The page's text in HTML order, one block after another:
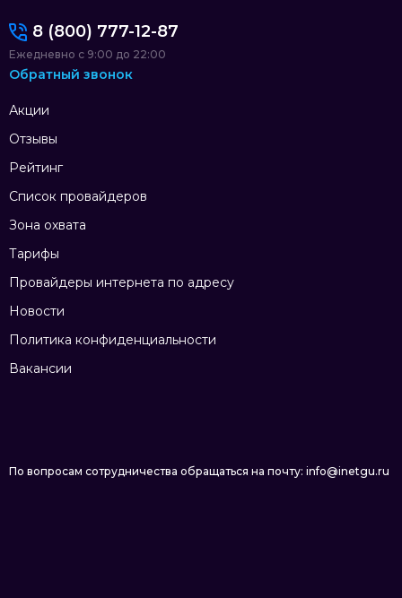
Акции
Отзывы
Рейтинг
Список провайдеров
Зона охвата
Тарифы
Провайдеры интернета по адресу
Новости
Политика конфиденциальности
Вакансии
8 (800) 777-12-87
Ежедневно с 9:00 до 22:00
Обратный звонок
По вопросам сотрудничества обращаться на почту: info@inetgu.ru